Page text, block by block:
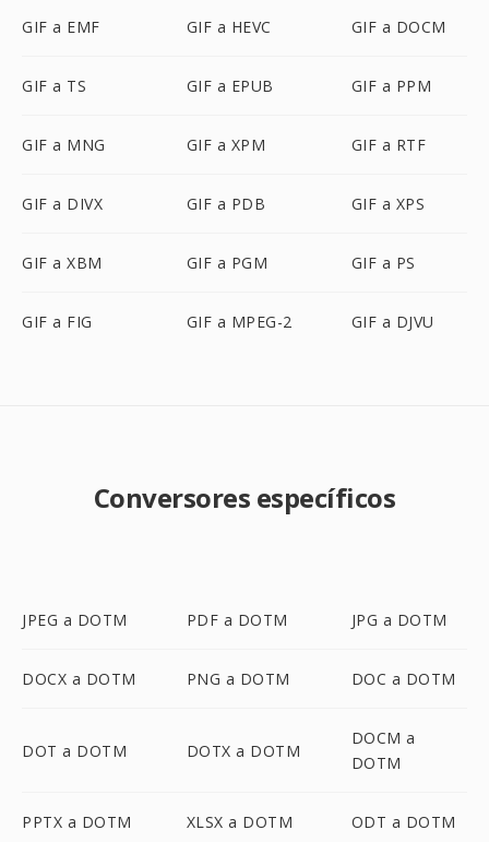
GIF a EMF GIF a HEVC GIF a DOCM
GIF a TS GIF a EPUB GIF a PPM
GIF a MNG GIF a XPM GIF a RTF
GIF a DIVX GIF a PDB GIF a XPS
GIF a XBM GIF a PGM GIF a PS
GIF a FIG GIF a MPEG-2 GIF a DJVU
Conversores específicos
JPEG a DOTM PDF a DOTM JPG a DOTM
DOCX a DOTM PNG a DOTM DOC a DOTM
DOT a DOTM DOTX a DOTM
DOCM a
DOTM
PPTX a DOTM XLSX a DOTM ODT a DOTM